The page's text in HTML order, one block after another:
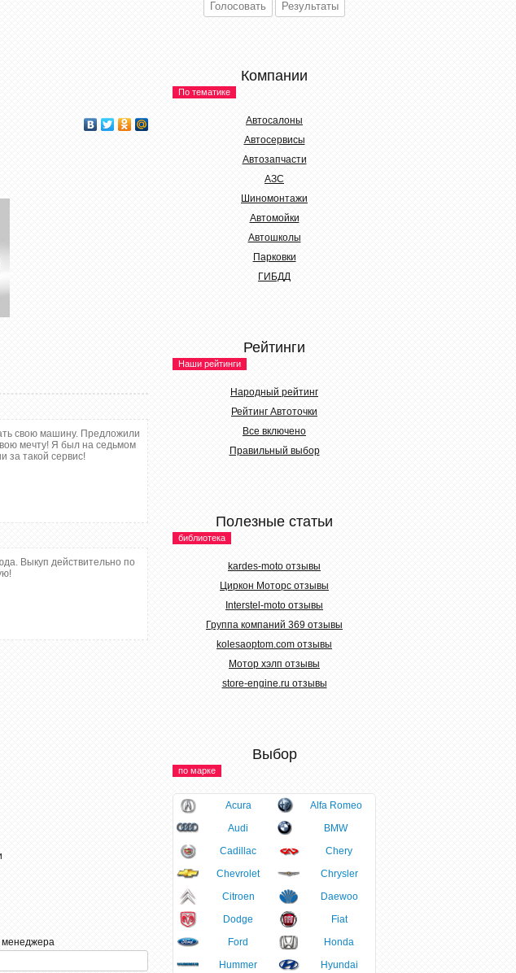
свою машину. Предложили
мечту! Я был на седьмом
за такой сервис!
Выкуп действительно по
Компании
По тематике
Автосалоны
Автосервисы
Автозапчасти
АЗС
Шиномонтажи
Автомойки
Автошколы
Парковки
ГИБДД
Рейтинги
Наши рейтинги
Народный рейтинг
Рейтинг Автоточки
Все включено
Правильный выбор
Полезные статьи
библиотека
kardes-moto отзывы
Циркон Моторс отзывы
Interstel-moto отзывы
Группа компаний 369 отзывы
kolesaoptom.com отзывы
Мотор хэлп отзывы
store-engine.ru отзывы
Выбор
по марке
Acura
Alfa Romeo
Audi
BMW
Cadillac
Chery
Chevrolet
Chrysler
Citroen
Daewoo
Dodge
Fiat
Ford
Honda
Hummer
Hyundai